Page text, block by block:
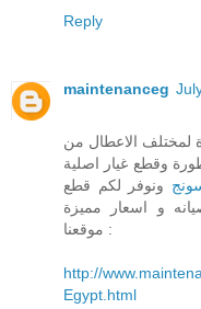
Reply
maintenanceg
لمختلف الاعطال من
وقطع غيار اصلية
ونوفر لكم قطع
و اسعار مميزة
موقعنا :
http://
Egypt.html